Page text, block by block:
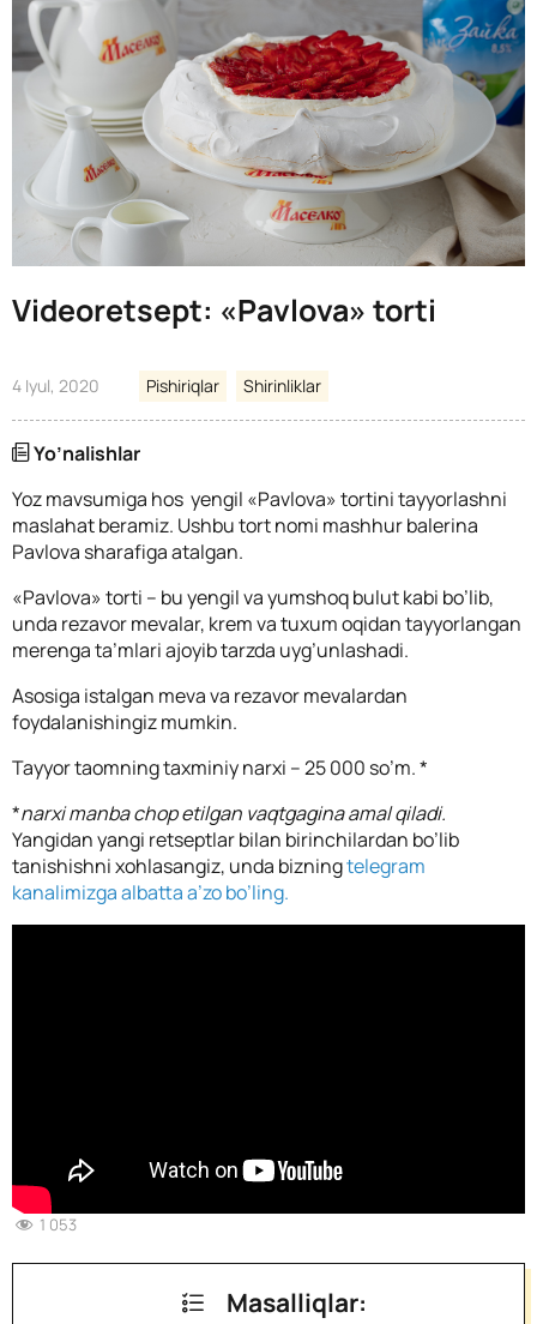
Videoretsept: «Pavlova» torti
4 Iyul, 2020 Pishiriqlar Shirinliklar
Yo’nalishlar
Yoz mavsumiga hos yengil «Pavlova» tortini tayyorlashni
maslahat beramiz. Ushbu tort nomi mashhur balerina
Pavlova sharafiga atalgan.
«Pavlova» torti – bu yengil va yumshoq bulut kabi bo’lib,
unda rezavor mevalar, krem va tuxum oqidan tayyorlangan
merenga ta’mlari ajoyib tarzda uyg’unlashadi.
Asosiga istalgan meva va rezavor mevalardan
foydalanishingiz mumkin.
Tayyor taomning taxminiy narxi – 25 000 so’m. *
*narxi manba chop etilgan vaqtgagina amal qiladi.
Yangidan yangi retseptlar bilan birinchilardan bo’lib
tanishishni xohlasangiz, unda bizningtelegram
kanalimizga albatta a’zo bo’ling.
1 053
Masalliqlar: